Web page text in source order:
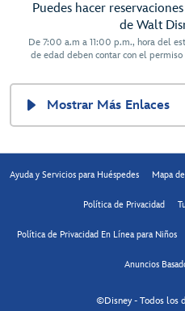
Puedes hacer reservaciones
de Walt
De 7:00 a.m a 11:00 p.m., hora del
de edad deben contar con el
Mostrar Más Enlaces
Ayuda y Servicios para Huéspedes Mapa
Política de Privacidad
Política de Privacidad En Línea para Niños
Anuncios
©Disney - Todos los